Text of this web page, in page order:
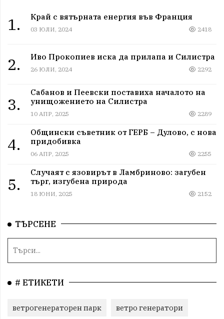
1. Край с вятърната енергия във Франция
03 ЮЛИ, 2024 2418
2. Иво Прокопиев иска да прилапа и Силистра
26 ЮЛИ, 2024 2292
3.
Сабанов и Пеевски поставиха началото на
унищожението на Силистра
10 АПР, 2025 2289
4.
Общински съветник от ГЕРБ – Дулово, с нова
придобивка
06 АПР, 2025 2255
5.
Случаят с язовирът в Ламбриново: загубен
търг, изгубена природа
18 ЮНИ, 2025 2152
ТЪРСЕНЕ
# ЕТИКЕТИ
ветрогенераторен парк ветро генератори